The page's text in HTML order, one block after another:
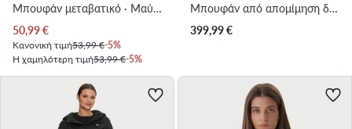
Μπουφάν μεταβατικό · Μαύρο
Τρέχουσα τιμή
50,99€
Κανονική τιμή53,99 €-5%
Η χαμηλότερη τιμή53,99 €-5%
Μπουφάν από απομίμηση δέρματος · Μαύρο
399,99€